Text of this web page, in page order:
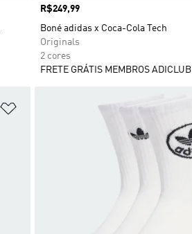
Preço
R$249,99
Boné adidas x Coca-Cola Tech
Originals
2 cores
FRETE GRÁTIS MEMBROS ADICLUB
Adicionar à Lista de Desejos